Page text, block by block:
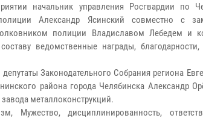
начальник управления Росгвардии по
Александр Ясинский совместно с
полиции Владиславом Лебедем и
ведомственные награды,
Законодательного Собрания региона
района города Челябинска Александр
металлоконструкций.
Мужество, дисциплинированность,